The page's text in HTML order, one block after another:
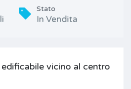
Stato
In Vendita
vicino al centro